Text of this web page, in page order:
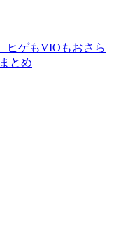
ヒゲもVIOもおさら
とめ